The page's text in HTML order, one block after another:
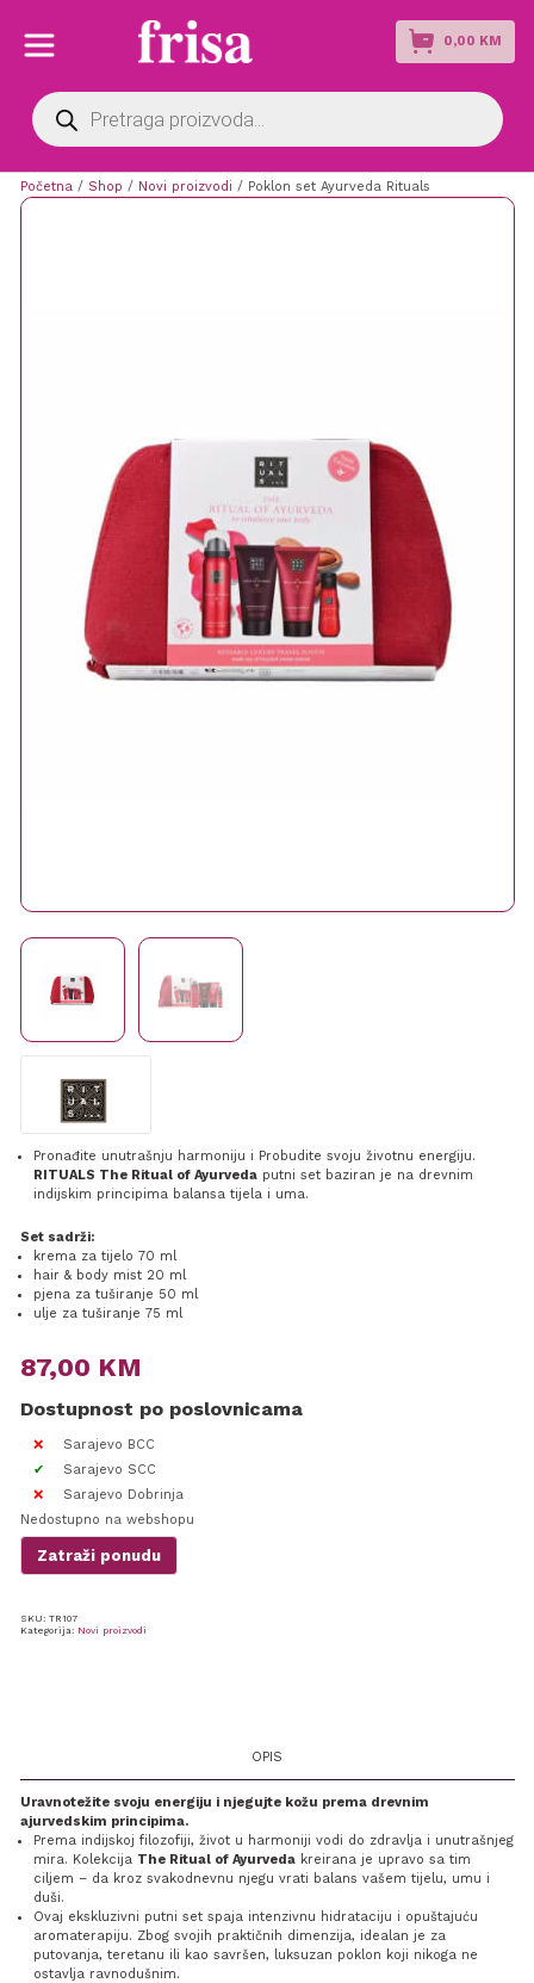
0,00 KM
Products
search
Početna / Shop / Novi proizvodi / Poklon set Ayurveda Rituals
Pronađite unutrašnju harmoniju i Probudite svoju životnu energiju.
RITUALS The Ritual of Ayurvedaputni set baziran je na drevnim
indijskim principima balansa tijela i uma.
Set sadrži:
krema za tijelo 70 ml
hair & body mist 20 ml
pjena za tuširanje 50 ml
ulje za tuširanje 75 ml
87,00 KM
Dostupnost po poslovnicama
Sarajevo BCC
Sarajevo SCC
Sarajevo Dobrinja
Nedostupno na webshopu
Zatraži ponudu
SKU: TR107
Kategorija: Novi proizvodi
OPIS
Uravnotežite svoju energiju i njegujte kožu prema drevnim
ajurvedskim principima.
Prema indijskoj filozofiji, život u harmoniji vodi do zdravlja i unutrašnjeg
mira. Kolekcija The Ritual of Ayurvedakreirana je upravo sa tim
ciljem – da kroz svakodnevnu njegu vrati balans vašem tijelu, umu i
duši.
Ovaj ekskluzivni putni set spaja intenzivnu hidrataciju i opuštajuću
aromaterapiju. Zbog svojih praktičnih dimenzija, idealan je za
putovanja, teretanu ili kao savršen, luksuzan poklon koji nikoga ne
ostavlja ravnodušnim.